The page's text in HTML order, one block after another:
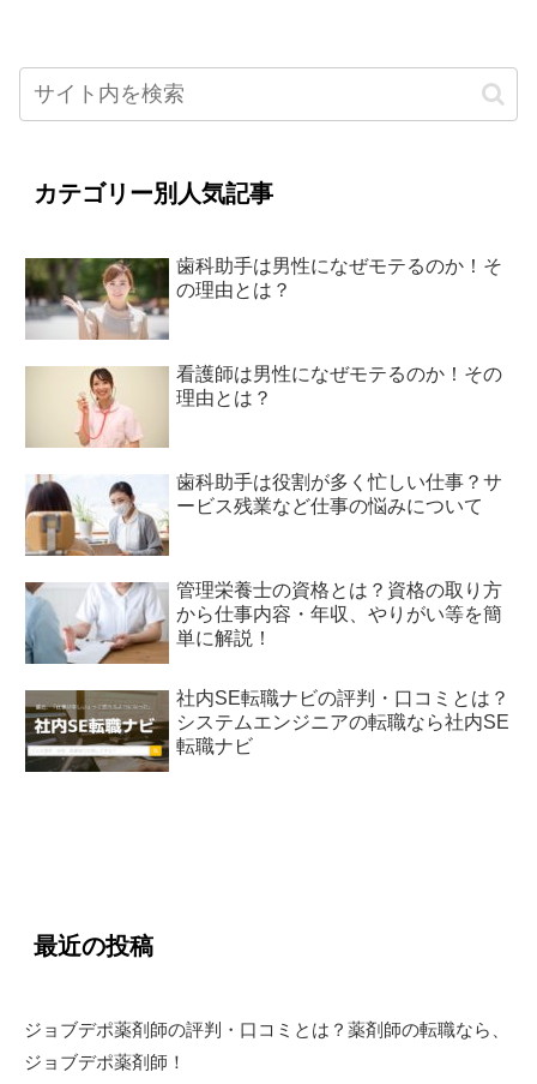
カテゴリー別人気記事
歯科助手は男性になぜモテるのか！そ
の理由とは？
看護師は男性になぜモテるのか！その
理由とは？
歯科助手は役割が多く忙しい仕事？サ
ービス残業など仕事の悩みについて
管理栄養士の資格とは？資格の取り方
から仕事内容・年収、やりがい等を簡
単に解説！
社内SE転職ナビの評判・口コミとは？
システムエンジニアの転職なら社内SE
転職ナビ
最近の投稿
ジョブデポ薬剤師の評判・口コミとは？薬剤師の転職なら、
ジョブデポ薬剤師！